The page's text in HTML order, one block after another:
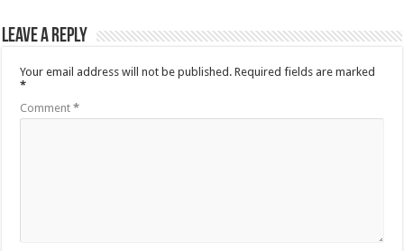
Leave a Reply
Your email address will not be published. Required fields are marked
*
Comment*